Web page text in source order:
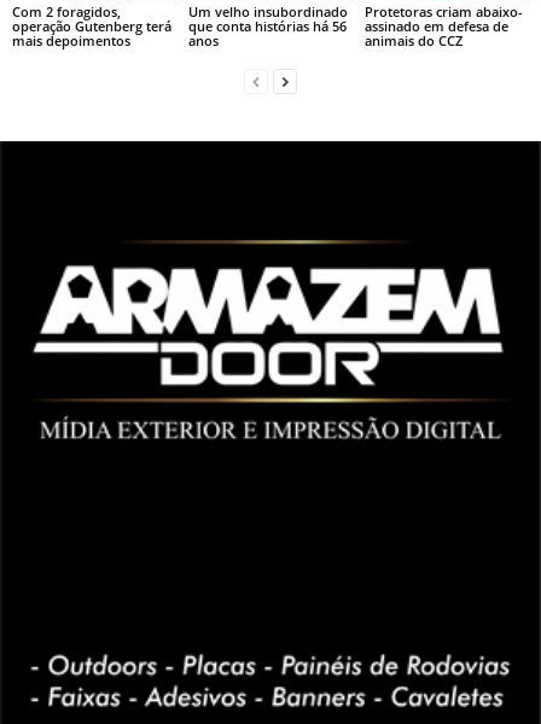
Com 2 foragidos,
operação Gutenberg terá
mais depoimentos
Um velho insubordinado
que conta histórias há 56
anos
Protetoras criam abaixo-
assinado em defesa de
animais do CCZ